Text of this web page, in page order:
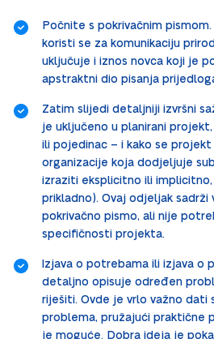
Počnite s pokrivačnim
koristi se za komunikaciju
uključuje i iznos novca koji je
apstraktni dio pisanja
Zatim slijedi detaljniji izvršni
je uključeno u planirani
ili pojedinac – i kako se
organizacije koja dodjeljuje
izraziti eksplicitno ili
prikladno). Ovaj odjeljak sadrži
pokrivačno pismo, ali nije
specifičnosti projekta.
Izjava o potrebama ili izjava o
detaljno opisuje određen
riješiti. Ovde je vrlo važno dati
problema, pružajući praktične
je moguće. Dobra ideja je